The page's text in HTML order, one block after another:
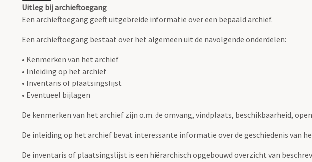
Uitleg bij archieftoegang
Een archieftoegang geeft uitgebreide informatie over een bepaald archief.
Een archieftoegang bestaat over het algemeen uit de navolgende onderdelen:
• Kenmerken van het archief
• Inleiding op het archief
• Inventaris of plaatsingslijst
• Eventueel bijlagen
De kenmerken van het archief zijn o.m. de omvang, vindplaats, beschikbaarheid,
De inleiding op het archief bevat interessante informatie over de geschiedenis van
De inventaris of plaatsingslijst is een hiërarchisch opgebouwd overzicht van